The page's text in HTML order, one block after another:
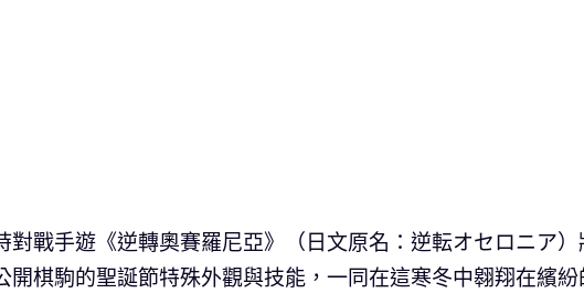
對戰手遊《逆轉奧賽羅尼亞》（日文原名：逆転オセロニア）
開棋駒的聖誕節特殊外觀與技能，一同在這寒冬中翱翔在繽紛